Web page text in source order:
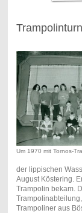
Um 1970 mit Tornos-
der lippischen
August Köstering.
Trampolin bekam.
Trampoliner aus